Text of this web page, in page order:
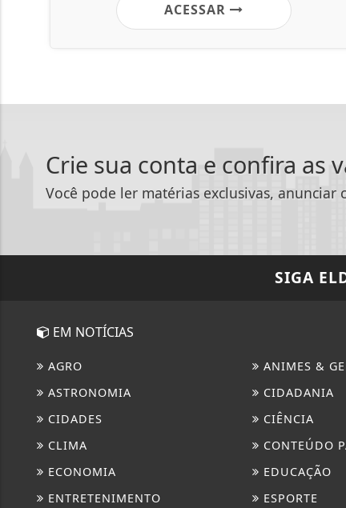
ACESSAR
Crie sua conta e confira as
Você pode ler matérias exclusivas, anunciar
SIGA
EM NOTÍCIAS
AGRO
ANIMES &
ASTRONOMIA
CIDADANIA
CIDADES
CIÊNCIA
CLIMA
CONTEÚDO
ECONOMIA
EDUCAÇÃO
ENTRETENIMENTO
ESPORTE